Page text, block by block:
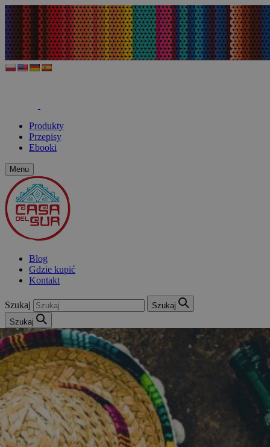
Produkty
Przepisy
Ebooki
Menu
Blog
Gdzie kupić
Kontakt
Szukaj
Szukaj
Szukaj